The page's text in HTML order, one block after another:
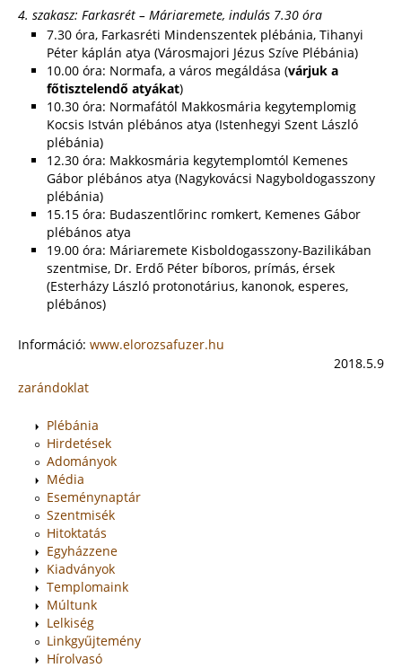
4. szakasz: Farkasrét – Máriaremete, indulás 7.30 óra
7.30 óra, Farkasréti Mindenszentek plébánia, Tihanyi
Péter káplán atya (Városmajori Jézus Szíve Plébánia)
10.00 óra: Normafa, a város megáldása (várjuk a
főtisztelendő atyákat)
10.30 óra: Normafától Makkosmária kegytemplomig
Kocsis István plébános atya (Istenhegyi Szent László
plébánia)
12.30 óra: Makkosmária kegytemplomtól Kemenes
Gábor plébános atya (Nagykovácsi Nagyboldogasszony
plébánia)
15.15 óra: Budaszentlőrinc romkert, Kemenes Gábor
plébános atya
19.00 óra: Máriaremete Kisboldogasszony-Bazilikában
szentmise, Dr. Erdő Péter bíboros, prímás, érsek
(Esterházy László protonotárius, kanonok, esperes,
plébános)
Információ: www.elorozsafuzer.hu
2018.5.9
zarándoklat
Plébánia
Hirdetések
Adományok
Média
Eseménynaptár
Szentmisék
Hitoktatás
Egyházzene
Kiadványok
Templomaink
Múltunk
Lelkiség
Linkgyűjtemény
Hírolvasó